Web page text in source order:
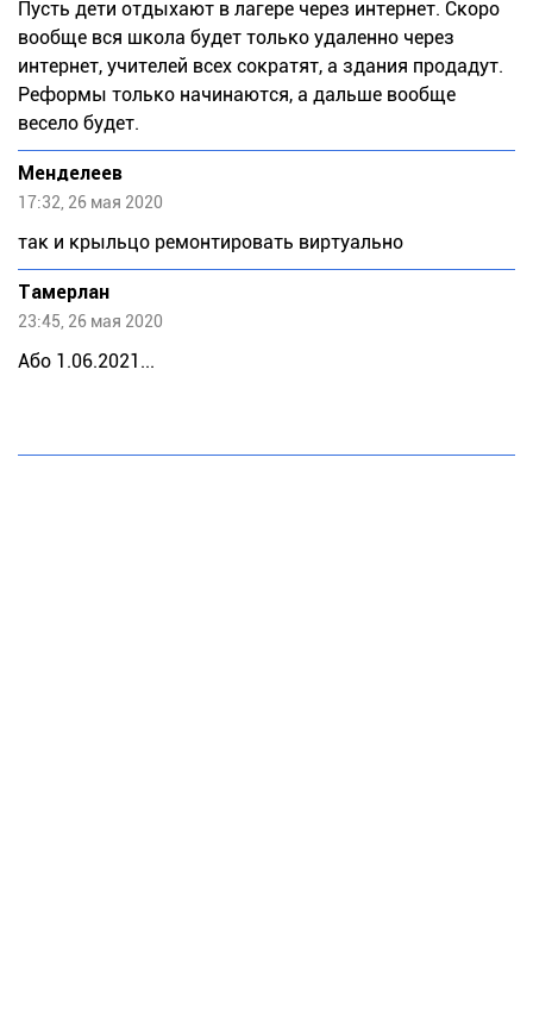
Пусть дети отдыхают в лагере через интернет. Скоро
вообще вся школа будет только удаленно через
интернет, учителей всех сократят, а здания продадут.
Реформы только начинаются, а дальше вообще
весело будет.
Meндeлeeв
17:32, 26 мая 2020
так и крыльцо ремонтировать виртуально
Тaмeрлан
23:45, 26 мая 2020
Або 1.06.2021...